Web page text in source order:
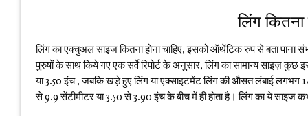
लिंग कितना
लिंग का एक्चुअल साइज कितना होना चाहिए, इसको ऑथेंटिक रुप से बता
पुरुषों के साथ किये गए एक सर्वे रिपोर्ट के अनुसार, लिंग का सामान्य साइज़ कुछ
या 3.50 इंच , जबकि खड़े हुए लिंग या एक्साइटमेंट लिंग की औसत लंबाई लगभग
से 9.9 सेंटीमीटर या 3.50 से 3.90 इंच के बीच में ही होता है। लिंग का ये